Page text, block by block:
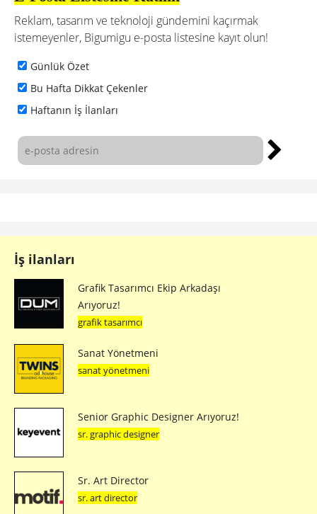
Reklam, tasarım ve teknoloji gündemini kaçırmak
istemeyenler, Bigumigu e-posta listesine kayıt olun!
Günlük Özet
Bu Hafta Dikkat Çekenler
Haftanın İş İlanları
İş ilanları
Grafik Tasarımcı Ekip Arkadaşı
Arıyoruz!
grafik tasarımcı
Sanat Yönetmeni
sanat yönetmeni
Senior Graphic Designer Arıyoruz!
sr. graphic designer
Sr. Art Director
sr. art director